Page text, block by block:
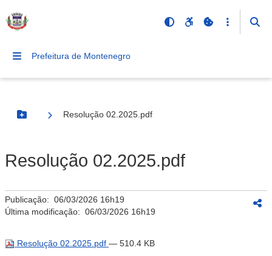
Prefeitura de Montenegro
Botão Menu
Resolução 02.2025.pdf
Resolução 02.2025.pdf
Publicação: 06/03/2026 16h19
Última modificação: 06/03/2026 16h19
Resolução 02.2025.pdf — 510.4 KB